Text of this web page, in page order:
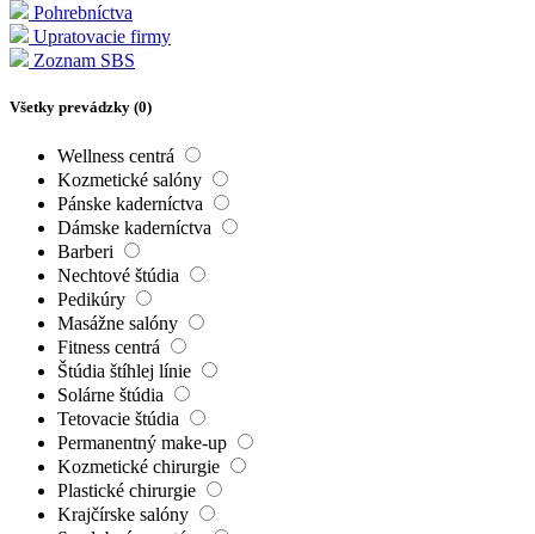
Pohrebníctva
Upratovacie firmy
Zoznam SBS
Všetky prevádzky (0)
Wellness centrá
Kozmetické salóny
Pánske kaderníctva
Dámske kaderníctva
Barberi
Nechtové štúdia
Pedikúry
Masážne salóny
Fitness centrá
Štúdia štíhlej línie
Solárne štúdia
Tetovacie štúdia
Permanentný make-up
Kozmetické chirurgie
Plastické chirurgie
Krajčírske salóny